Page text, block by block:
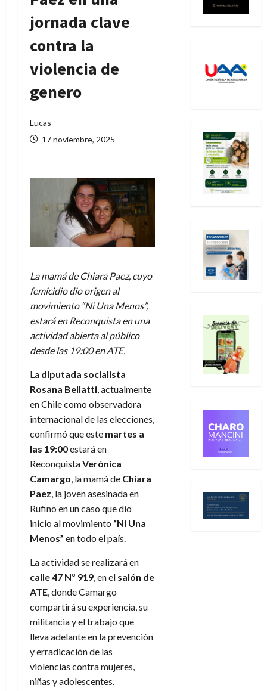
jornada clave
contra la
violencia de
genero
Lucas
17 noviembre, 2025
La mamá de Chiara Paez, cuyo
femicidio dio origen al
movimiento “Ni Una Menos”,
estará en Reconquista en una
actividad abierta al público
desde las 19:00 en ATE.
La diputada socialista
Rosana Bellatti, actualmente
en Chile como observadora
internacional de las elecciones,
confirmó que este martes a
las 19:00estará en
ReconquistaVerónica
Camargo, la mamá de Chiara
Paez, la joven asesinada en
Rufino en un caso que dio
inicio al movimiento “Ni Una
Menos” en todo el país.
La actividad se realizará en
calle 47 Nº 919, en el salón de
ATE, donde Camargo
compartirá su experiencia, su
militancia y el trabajo que
lleva adelante en la prevención
y erradicación de las
violencias contra mujeres,
niñas y adolescentes.